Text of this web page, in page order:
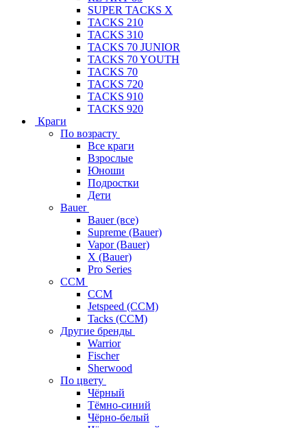
SUPER TACKS X
TACKS 210
TACKS 310
TACKS 70 JUNIOR
TACKS 70 YOUTH
TACKS 70
TACKS 720
TACKS 910
TACKS 920
Краги
По возрасту
Все краги
Взрослые
Юноши
Подростки
Дети
Bauer
Bauer (все)
Supreme (Bauer)
Vapor (Bauer)
X (Bauer)
Pro Series
CCM
CCM
Jetspeed (CCM)
Tacks (CCM)
Другие бренды
Warrior
Fischer
Sherwood
По цвету
Чёрный
Тёмно-синий
Чёрно-белый